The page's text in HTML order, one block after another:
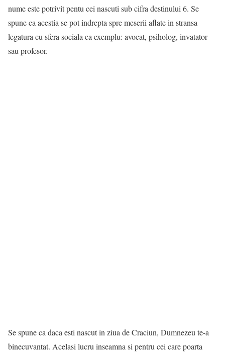
nume este potrivit pentu cei nascuti sub cifra destinului 6. Se
spune ca acestia se pot indrepta spre meserii aflate in stransa
legatura cu sfera sociala ca exemplu: avocat, psiholog, invatator
sau profesor.
Se spune ca daca esti nascut in ziua de Craciun, Dumnezeu te-a
binecuvantat. Acelasi lucru inseamna si pentru cei care poarta